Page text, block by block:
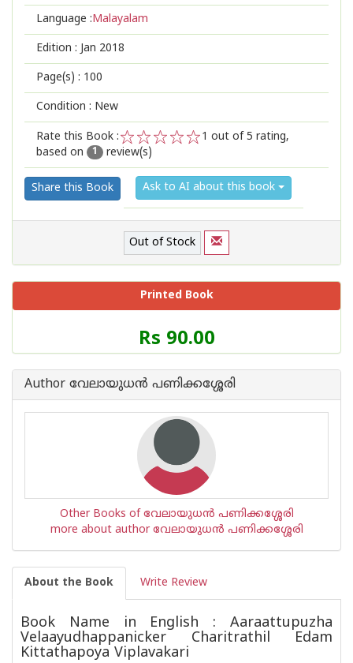
Language :Malayalam
Edition : Jan 2018
Page(s) : 100
Condition : New
Rate this Book :
2
1
1 out of 5 rating,
based on
1 review(s)
Share this Book Ask to AI about this book
Out of Stock
Printed Book
Price
of
Book
Rs 90.00
Author വേലായുധന്‍ പണിക്കശ്ശേരി
Other Books of വേലായുധന്‍ പണിക്കശ്ശേരി
more about author വേലായുധന്‍ പണിക്കശ്ശേരി
About the Book Write Review
Book Name in English : Aaraattupuzha
Velaayudhappanicker Charitrathil Edam
Kittathapoya Viplavakari